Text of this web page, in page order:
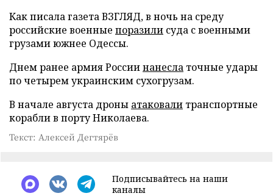
Как писала газета ВЗГЛЯД, в ночь на среду
российские военные поразили суда с военными
грузами южнее Одессы.
Днем ранее армия Россиинанесла точные удары
по четырем украинским сухогрузам.
В начале августа дроны атаковали транспортные
корабли в порту Николаева.
Текст: Алексей Дегтярёв
Подписывайтесь на наши
каналы